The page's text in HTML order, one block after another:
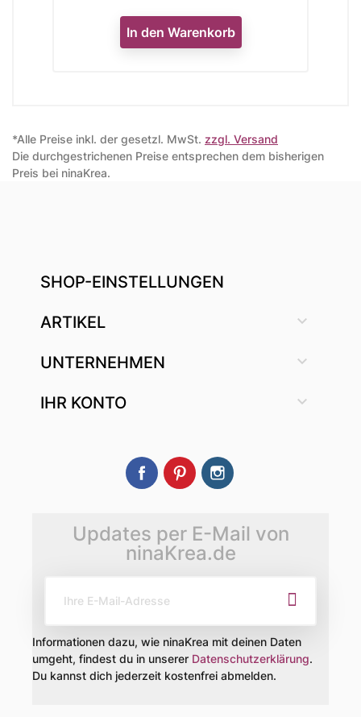
In den Warenkorb
*Alle Preise inkl. der gesetzl. MwSt. zzgl. Versand
Die durchgestrichenen Preise entsprechen dem bisherigen
Preis bei ninaKrea.
SHOP-EINSTELLUNGEN
ARTIKEL 
UNTERNEHMEN 
IHR KONTO 
FacebookPinterest
Updates per E-Mail von
ninaKrea.de
Informationen dazu, wie ninaKrea mit deinen Daten
umgeht, findest du in unserer Datenschutzerklärung.
Du kannst dich jederzeit kostenfrei abmelden.